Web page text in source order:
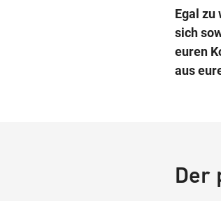
Egal
sich
euren
aus
Der